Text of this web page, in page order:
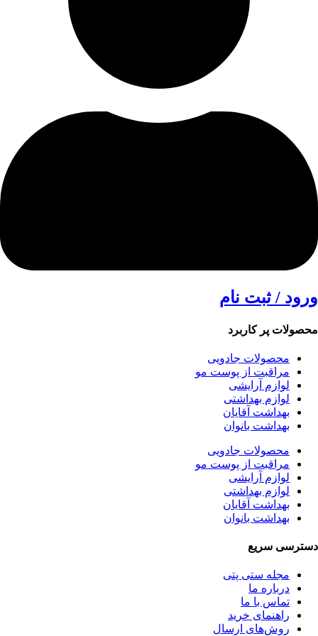
ورود / ثبت نام
محصولات پر کاربرد
محصولات جادویی
مراقبت از پوست مو
لوازم آرایشی
لوازم بهداشتی
بهداشت آقایان
بهداشت بانوان
محصولات جادویی
مراقبت از پوست مو
لوازم آرایشی
لوازم بهداشتی
بهداشت آقایان
بهداشت بانوان
دسترسی سریع
مجله ستی پتی
درباره ما
تماس با ما
راهنمای خرید
روش‌های ارسال